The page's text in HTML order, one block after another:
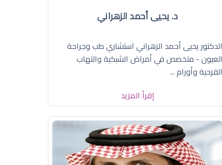
د. يحيى أحمد الزهراني
الدكتور يحيى أحمد الزهراني استشاري طب وجراحة
العيون - متخصص في أمراض الشبكية والتهاب
القزحية وأورام ...
إقرأ المزيد